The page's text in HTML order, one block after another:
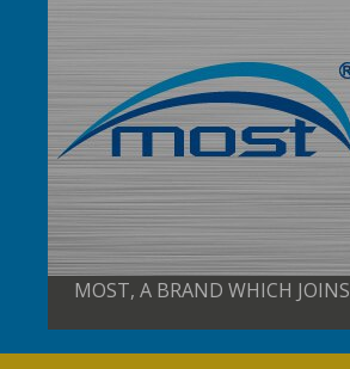
MOST, A BRAND WHICH JOINS